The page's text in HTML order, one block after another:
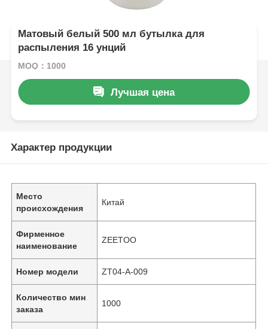
Матовый белый 500 мл бутылка для
распыления 16 унций
MOQ：1000
Лучшая цена
Характер продукции
Место
происхождения
Китай
Фирменное
наименование
ZEETOO
Номер модели ZT04-A-009
Количество мин
заказа
1000